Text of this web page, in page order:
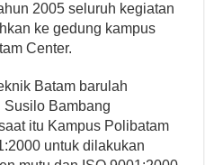
2005 seluruh kegiatan
ke gedung kampus
Center.
Batam barulah
Bambang
itu Kampus Polibatam
untuk dilakukan